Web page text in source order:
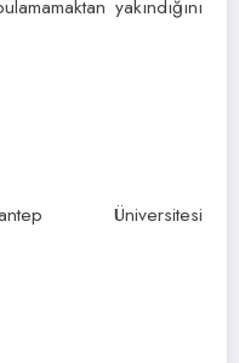
yakındığını
Üniversitesi